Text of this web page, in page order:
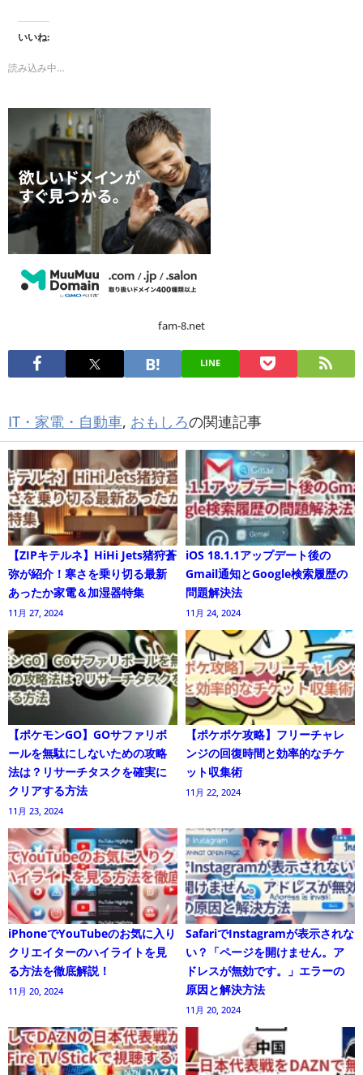
いいね:
読み込み中…
fam-8.net
LINE
IT・家電・自動車, おもしろの関連記事
【ZIPキテルネ】HiHi Jets猪狩蒼
弥が紹介！寒さを乗り切る最新
あったか家電＆加湿器特集
11月 27, 2024
iOS 18.1.1アップデート後の
Gmail通知とGoogle検索履歴の
問題解決法
11月 24, 2024
【ポケモンGO】GOサファリボ
ールを無駄にしないための攻略
法は？リサーチタスクを確実に
クリアする方法
11月 23, 2024
【ポケポケ攻略】フリーチャレ
ンジの回復時間と効率的なチケ
ット収集術
11月 22, 2024
iPhoneでYouTubeのお気に入り
クリエイターのハイライトを見
る方法を徹底解説！
11月 20, 2024
SafariでInstagramが表示されな
い？「ページを開けません。ア
ドレスが無効です。」エラーの
原因と解決方法
11月 20, 2024